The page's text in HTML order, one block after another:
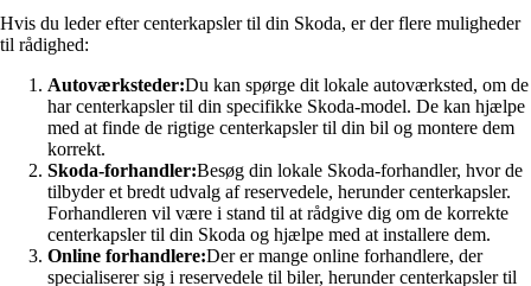
Hvis du leder efter centerkapsler til din Skoda, er der flere muligheder
til rådighed:
Autoværksteder:Du kan spørge dit lokale autoværksted, om de
har centerkapsler til din specifikke Skoda-model. De kan hjælpe
med at finde de rigtige centerkapsler til din bil og montere dem
korrekt.
Skoda-forhandler:Besøg din lokale Skoda-forhandler, hvor de
tilbyder et bredt udvalg af reservedele, herunder centerkapsler.
Forhandleren vil være i stand til at rådgive dig om de korrekte
centerkapsler til din Skoda og hjælpe med at installere dem.
Online forhandlere:Der er mange online forhandlere, der
specialiserer sig i reservedele til biler, herunder centerkapsler til